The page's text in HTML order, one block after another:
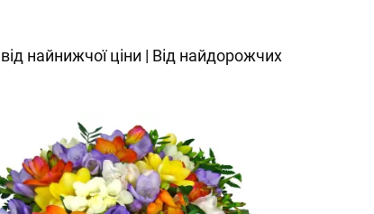
від найнижчої ціни | Від найдорожчих